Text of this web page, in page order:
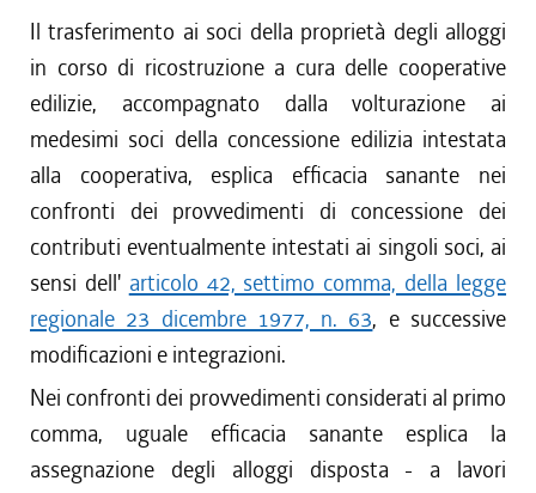
Il trasferimento ai soci della proprietà degli alloggi
in corso di ricostruzione a cura delle cooperative
edilizie, accompagnato dalla volturazione ai
medesimi soci della concessione edilizia intestata
alla cooperativa, esplica efficacia sanante nei
confronti dei provvedimenti di concessione dei
contributi eventualmente intestati ai singoli soci, ai
sensi dell' articolo 42, settimo comma, della legge
regionale 23 dicembre 1977, n. 63, e successive
modificazioni e integrazioni.
Nei confronti dei provvedimenti considerati al primo
comma, uguale efficacia sanante esplica la
assegnazione degli alloggi disposta - a lavori